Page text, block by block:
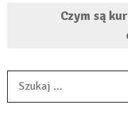
Czym są